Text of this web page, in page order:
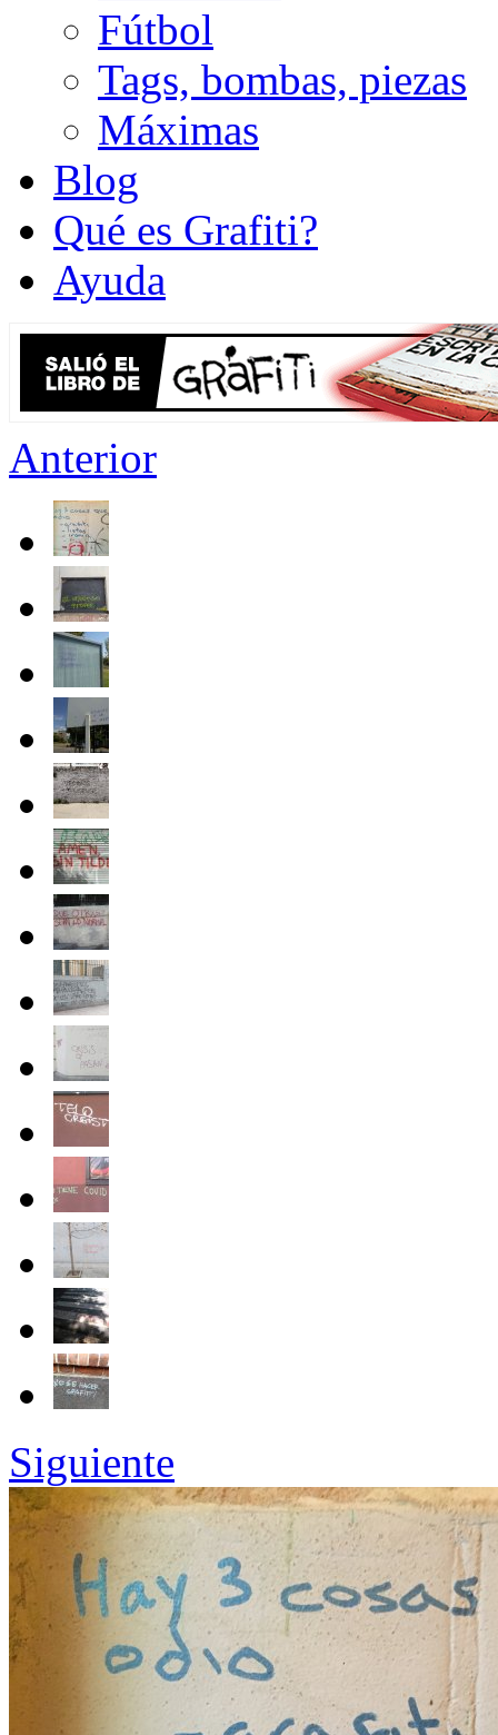
Fútbol
Tags, bombas, piezas
Máximas
Blog
Qué es Grafiti?
Ayuda
Anterior
Siguiente